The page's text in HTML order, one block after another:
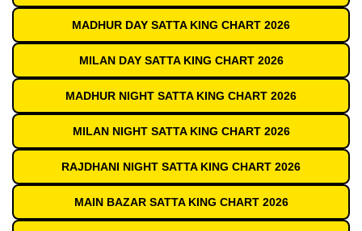
MADHUR DAY SATTA KING CHART 2026
MILAN DAY SATTA KING CHART 2026
MADHUR NIGHT SATTA KING CHART 2026
MILAN NIGHT SATTA KING CHART 2026
RAJDHANI NIGHT SATTA KING CHART 2026
MAIN BAZAR SATTA KING CHART 2026